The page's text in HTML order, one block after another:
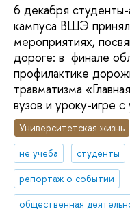
6 декабря
кампуса ВШЭ
мероприятиях,
дороге: в финале
профилактике
травматизма
вузов и уроку-игре
Университетская жизнь
не учеба
студенты
репортаж о событии
общественная